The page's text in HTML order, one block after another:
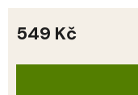
549 Kč